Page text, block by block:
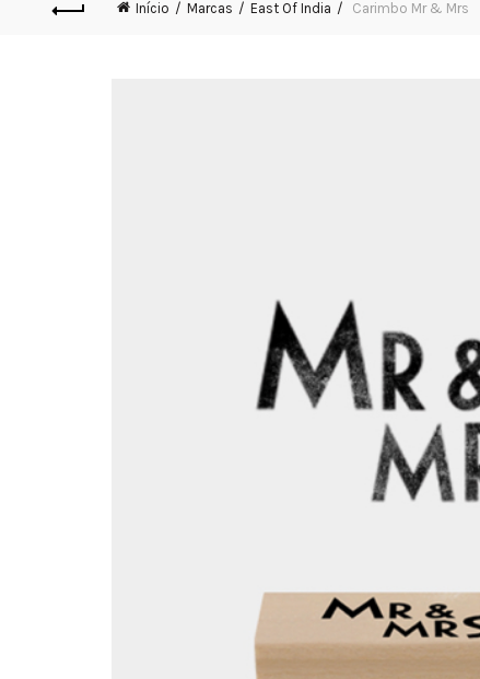
Início
Marcas East Of India Carimbo Mr & Mrs